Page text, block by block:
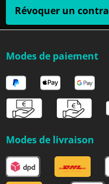
Révoquer un
Modes de paiement
Modes de livraison